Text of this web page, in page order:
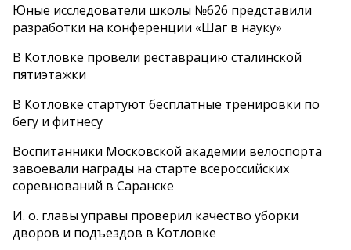
Юные исследователи школы №626 представили
разработки на конференции «Шаг в науку»
В Котловке провели реставрацию сталинской
пятиэтажки
В Котловке стартуют бесплатные тренировки по
бегу и фитнесу
Воспитанники Московской академии велоспорта
завоевали награды на старте всероссийских
соревнований в Саранске
И. о. главы управы проверил качество уборки
дворов и подъездов в Котловке